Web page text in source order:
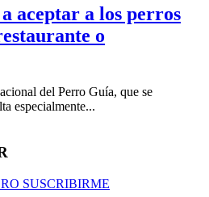
aceptar a los perros
o
del Perro Guía, que se
especialmente...
SUSCRIBIRME